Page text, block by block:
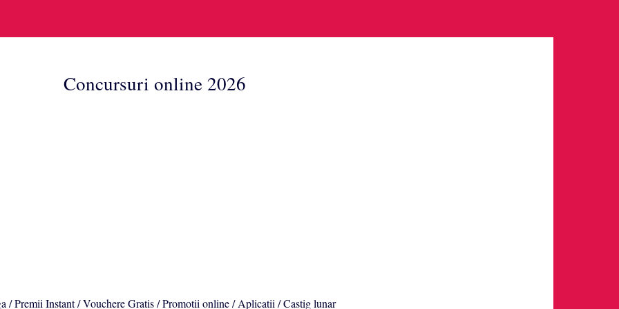
Concursuri online 2026
/ Premii Instant / Vouchere Gratis / Promotii online / Aplicatii / Castig lunar